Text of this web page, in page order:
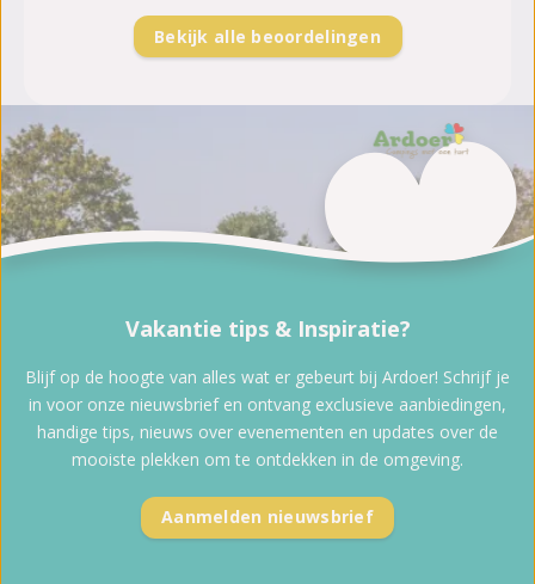
Bekijk alle beoordelingen
Vakantie tips & Inspiratie?
Blijf op de hoogte van alles wat er gebeurt bij Ardoer! Schrijf je
in voor onze nieuwsbrief en ontvang exclusieve aanbiedingen,
handige tips, nieuws over evenementen en updates over de
mooiste plekken om te ontdekken in de omgeving.
Aanmelden nieuwsbrief